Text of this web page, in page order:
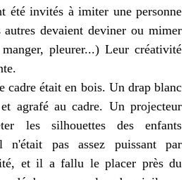
été invités à imiter une personne
devaient deviner ou mimer
pleurer...) Leur créativité
était en bois. Un drap blanc
agrafé au cadre. Un projecteur
les silhouettes des enfants
n'était pas assez puissant par
et il a fallu le placer près du